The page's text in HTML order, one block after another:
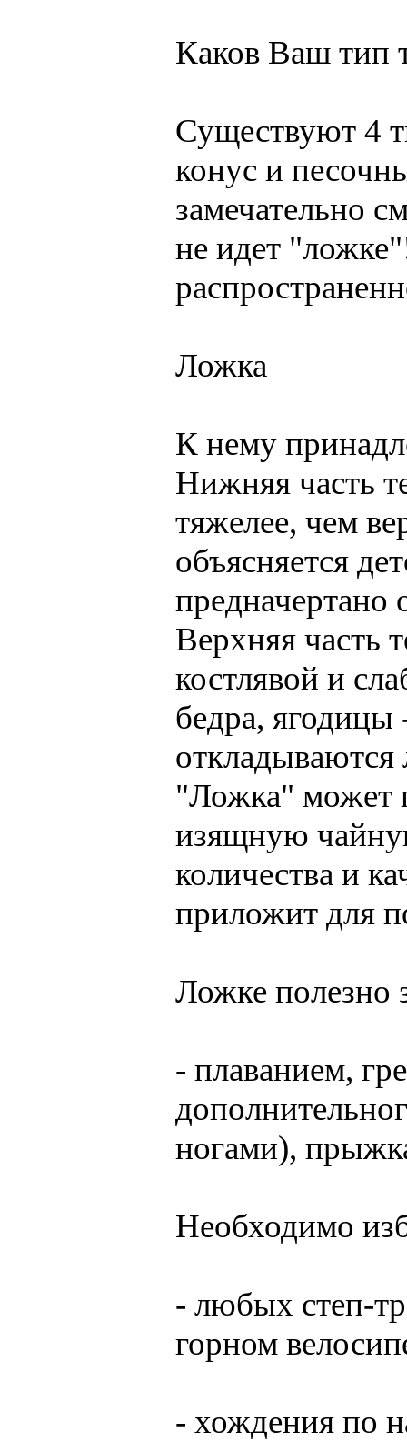
Каков Ваш тип
Существуют 4
конус и
замечательно
не идет
Ложка
К нему
Нижняя часть
тяжелее, чем
объясняется
предначертано
Верхняя часть
костлявой и
бедра,
"Ложка" может
изящную
количества и
приложит для
Ложке полезно
- плаванием,
ногами),
Необходимо
- любых степ-
горном
- хождения по